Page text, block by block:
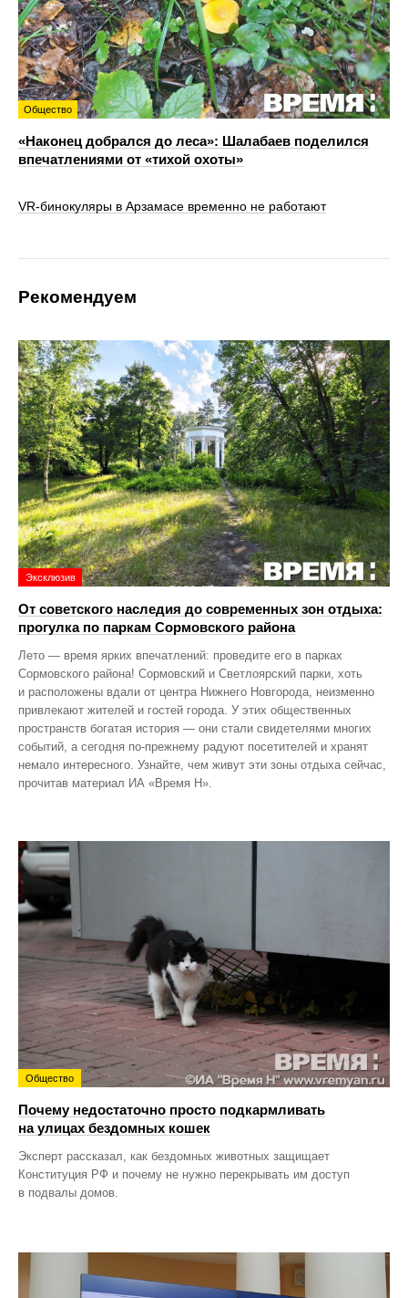
Общество
«Наконец добрался до леса»: Шалабаев поделился
впечатлениями от «тихой охоты»
VR‑бинокуляры в Арзамасе временно не работают
Рекомендуем
Эксклюзив
От советского наследия до современных зон отдыха:
прогулка по паркам Сормовского района
Лето — время ярких впечатлений: проведите его в парках
Сормовского района! Сормовский и Светлоярский парки, хоть
и расположены вдали от центра Нижнего Новгорода, неизменно
привлекают жителей и гостей города. У этих общественных
пространств богатая история — они стали свидетелями многих
событий, а сегодня по‑прежнему радуют посетителей и хранят
немало интересного. Узнайте, чем живут эти зоны отдыха сейчас,
прочитав материал ИА «Время Н».
Общество
Почему недостаточно просто подкармливать
на улицах бездомных кошек
Эксперт рассказал, как бездомных животных защищает
Конституция РФ и почему не нужно перекрывать им доступ
в подвалы домов.